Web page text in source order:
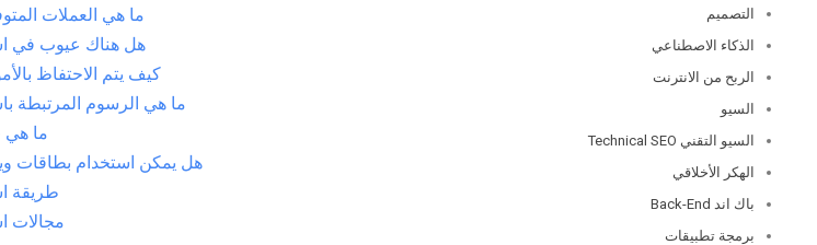
ما هي العملات
هل هناك عيوب في
كيف يتم الاحتفاظ
ما هي الرسوم المرتبطة
ما هي
هل يمكن استخدام بطاقات
طريقة
مجالات
التصميم
الذكاء الاصطناعي
الربح من الانترنت
السيو
السيو التقني Technical SEO
الهكر الأخلاقي
باك اند Back-End
برمجة تطبيقات